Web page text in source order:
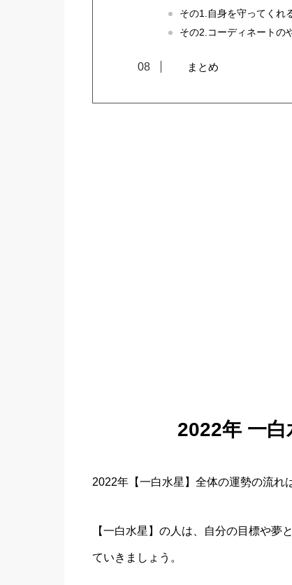
その1.自身を守ってくれ
その2.コーディネートの
まとめ
2022年 一
2022年【一白水星】全体の運勢の流れ
【一白水星】の人は、自分の目標や夢
ていきましょう。